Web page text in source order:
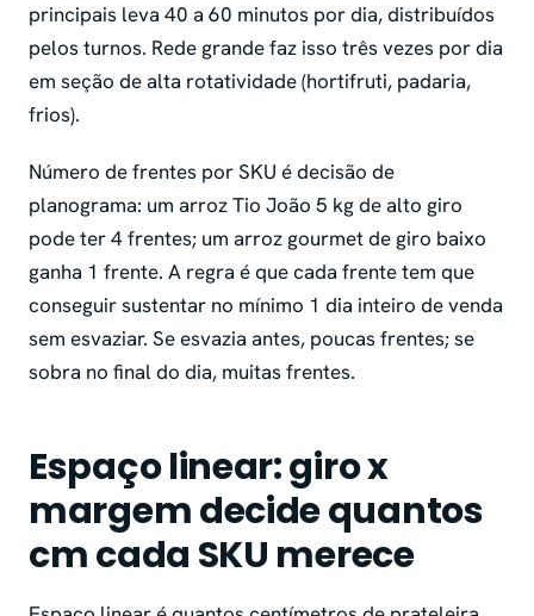
principais leva 40 a 60 minutos por dia, distribuídos
pelos turnos. Rede grande faz isso três vezes por dia
em seção de alta rotatividade (hortifruti, padaria,
frios).
Número de frentes por SKU é decisão de
planograma: um arroz Tio João 5 kg de alto giro
pode ter 4 frentes; um arroz gourmet de giro baixo
ganha 1 frente. A regra é que cada frente tem que
conseguir sustentar no mínimo 1 dia inteiro de venda
sem esvaziar. Se esvazia antes, poucas frentes; se
sobra no final do dia, muitas frentes.
Espaço linear: giro x
margem decide quantos
cm cada SKU merece